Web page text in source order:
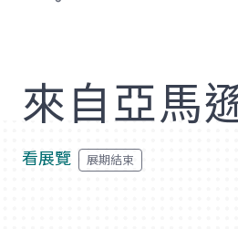
來自亞馬
看展覽